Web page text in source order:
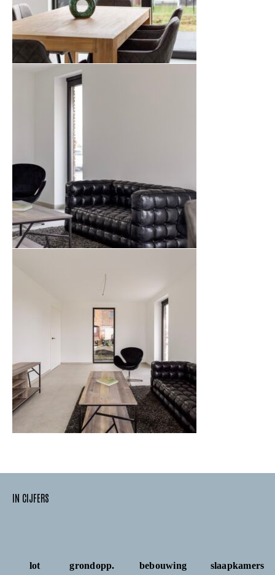
IN CIJFERS
lot grondopp. bebouwing slaapkamers